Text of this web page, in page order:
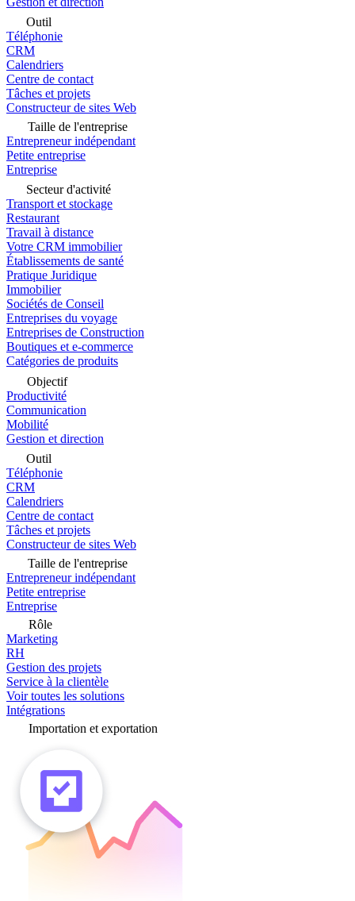
Outil
Téléphonie
CRM
Calendriers
Centre de contact
Tâches et projets
Constructeur de sites Web
Taille de l'entreprise
Entrepreneur indépendant
Petite entreprise
Entreprise
Secteur d'activité
Transport et stockage
Restaurant
Travail à distance
Votre CRM immobilier
Établissements de santé
Pratique Juridique
Immobilier
Sociétés de Conseil
Entreprises du voyage
Entreprises de Construction
Boutiques et e-commerce
Catégories de produits
Objectif
Productivité
Communication
Mobilité
Gestion et direction
Outil
Téléphonie
CRM
Calendriers
Centre de contact
Tâches et projets
Constructeur de sites Web
Taille de l'entreprise
Entrepreneur indépendant
Petite entreprise
Entreprise
Rôle
Marketing
RH
Gestion des projets
Service à la clientèle
Voir toutes les solutions
Intégrations
Importation et exportation